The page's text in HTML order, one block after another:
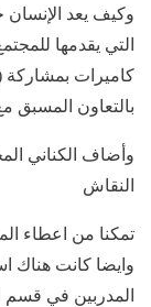
وكيف يعد الإنسان
التي يقدمها
بالتعاون المسبق
وأضاف الكناني
النقاش
تمكنا من اعطاء
وايضا كانت هناك
المدربين في قسم